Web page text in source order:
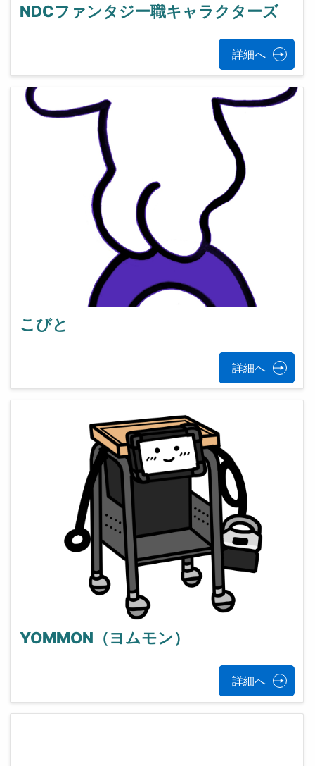
NDCファンタジー職キャラクターズ
詳細へ
こびと
詳細へ
YOMMON（ヨムモン）
詳細へ